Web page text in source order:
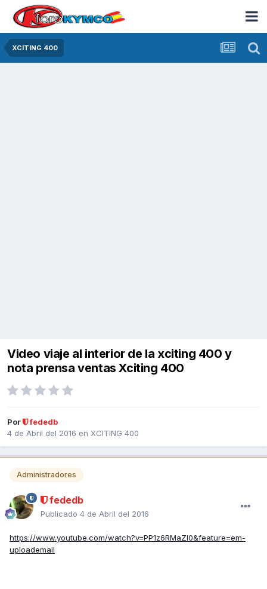
XCITING 400
Video viaje al interior de la xciting 400 y
nota prensa ventas Xciting 400
Por
fededb
4 de Abril del 2016 en XCITING 400
Administradores
fededb
Publicado 4 de Abril del 2016
https://www.youtube.com/watch?v=PP1z6RMaZl0&feature=em-
uploademail